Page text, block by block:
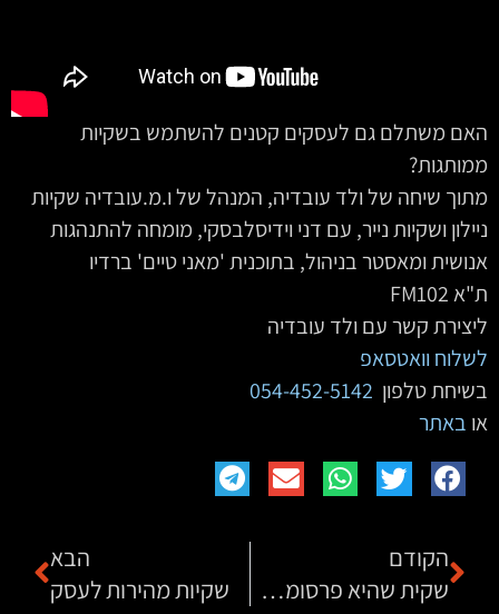
האם משתלם גם לעסקים קטנים להשתמש בשקיות
ממותגות?
מתוך שיחה של ולד עובדיה, המנהל של ו.מ.עובדיה שקיות
ניילון ושקיות נייר, עם דני וידיסלבסקי, מומחה להתנהגות
אנושית ומאסטר בניהול, בתוכנית 'מאני טיים' ברדיו
ת"א FM102
ליצירת קשר עם ולד עובדיה
לשלוח וואטסאפ
בשיחת טלפון 054-452-5142
או באתר
הקודם
שקית שהיא פרסומת מהלכת
הבא
שקיות מהירות לעסק